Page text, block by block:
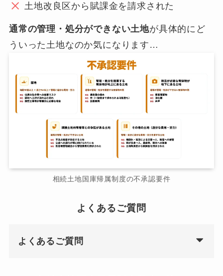
土地改良区から賦課金を請求された
通常の管理・処分ができない土地が具体的にど
ういった土地なのか気になります…
相続土地国庫帰属制度の不承認要件
よくあるご質問
よくあるご質問